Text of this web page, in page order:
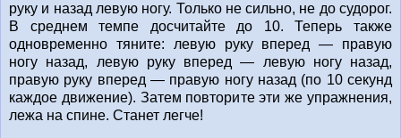
руку и назад левую ногу. Только не сильно, не до судорог.
В среднем темпе досчитайте до 10. Теперь также
одновременно тяните: левую руку вперед — правую
ногу назад, левую руку вперед — левую ногу назад,
правую руку вперед — правую ногу назад (по 10 секунд
каждое движение). Затем повторите эти же упражнения,
лежа на спине. Станет легче!